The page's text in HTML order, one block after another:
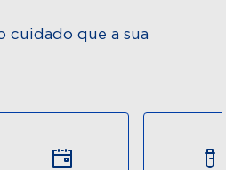
cuidado que a sua